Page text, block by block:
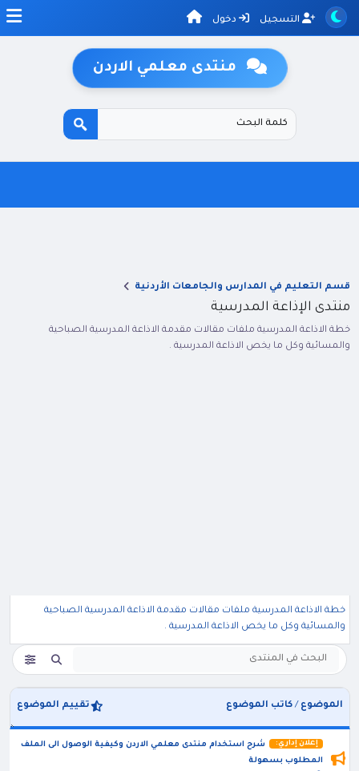
التسجيل دخول
منتدى معلمي الاردن
قسم التعليم في المدارس والجامعات الأردنية
منتدى الإذاعة المدرسية
خطة الاذاعة المدرسية ملفات مقالات مقدمة الاذاعة المدرسية الصباحية
والمسائية وكل ما يخص الاذاعة المدرسية .
خطة الاذاعة المدرسية ملفات مقالات مقدمة الاذاعة المدرسية الصباحية
والمسائية وكل ما يخص الاذاعة المدرسية .
تقييم الموضوع الموضوع /كاتب الموضوع
إعلان إداري:
شرح استخدام منتدى معلمي الاردن وكيفية الوصول الى الملف
المطلوب بسهولة